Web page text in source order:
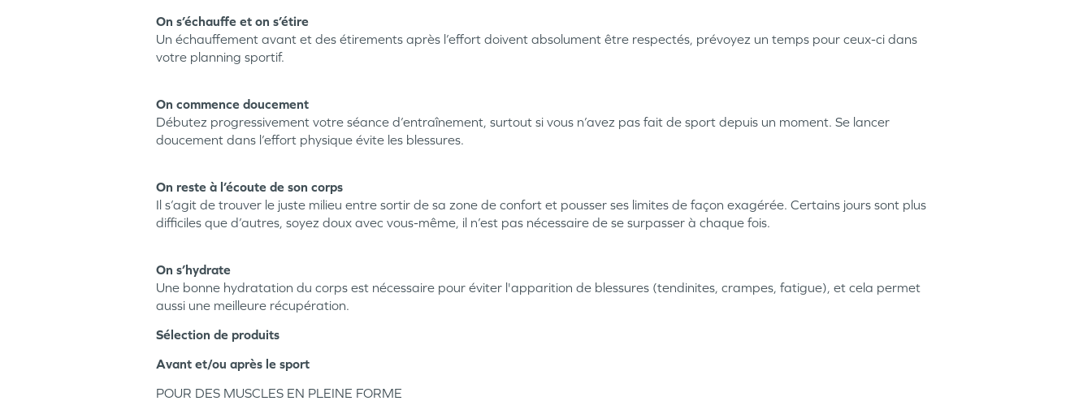
On s’échauffe et on s’étire
Un échauffement avant et des étirements après l’effort doivent absolument être respectés, prévoyez un temps pour ceux-ci dans
votre planning sportif.
On commence doucement
Débutez progressivement votre séance d’entraînement, surtout si vous n’avez pas fait de sport depuis un moment. Se lancer
doucement dans l’effort physique évite les blessures.
On reste à l’écoute de son corps
Il s’agit de trouver le juste milieu entre sortir de sa zone de confort et pousser ses limites de façon exagérée. Certains jours sont plus
difficiles que d’autres, soyez doux avec vous-même, il n’est pas nécessaire de se surpasser à chaque fois.
On s’hydrate
Une bonne hydratation du corps est nécessaire pour éviter l'apparition de blessures (tendinites, crampes, fatigue), et cela permet
aussi une meilleure récupération.
Sélection de produits
Avant et/ou après le sport
POUR DES MUSCLES EN PLEINE FORME